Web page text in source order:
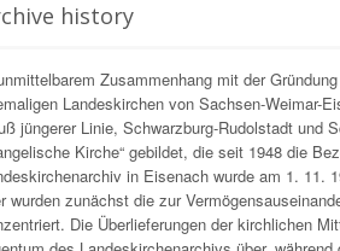
history
Zusammenhang mit der
Landeskirchen von Sachsen-Weimar-
jüngerer Linie, Schwarzburg-Rudolstadt und
Kirche“ gebildet, die seit 1948 die
in Eisenach wurde am 1. 11.
wurden zunächst die zur
Die Überlieferungen der kirchlichen